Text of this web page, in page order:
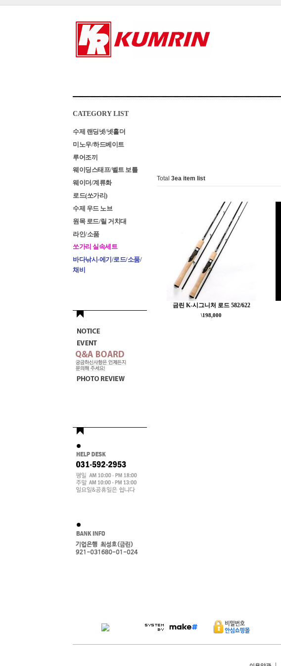
CATEGORY LIST
수제 랜딩넷/넷홀더
미노우/하드베이트
루어조끼
웨이딩스태프/벨트 보틀
웨이더/계류화
로드(쏘가리)
수제 우드 노브
원목 로드/릴 거치대
라인/소품
쏘가리 실속세트
바다낚시-에기/로드/소품/
채비
Total 3ea item list
금린 K-시그니처 로드 582/622
\198,000